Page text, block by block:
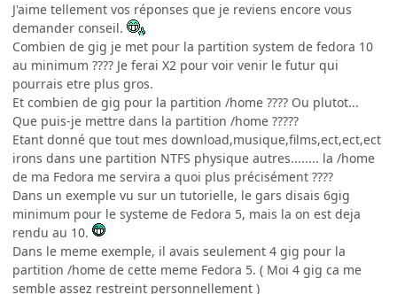
J'aime tellement vos réponses que je reviens encore vous
demander conseil.
Combien de gig je met pour la partition system de fedora 10
au minimum ???? Je ferai X2 pour voir venir le futur qui
pourrais etre plus gros.
Et combien de gig pour la partition /home ???? Ou plutot...
Que puis-je mettre dans la partition /home ?????
Etant donné que tout mes download,musique,films,ect,ect,ect
irons dans une partition NTFS physique autres........ la /home
de ma Fedora me servira a quoi plus précisément ????
Dans un exemple vu sur un tutorielle, le gars disais 6gig
minimum pour le systeme de Fedora 5, mais la on est deja
rendu au 10.
Dans le meme exemple, il avais seulement 4 gig pour la
partition /home de cette meme Fedora 5. ( Moi 4 gig ca me
semble assez restreint personnellement )